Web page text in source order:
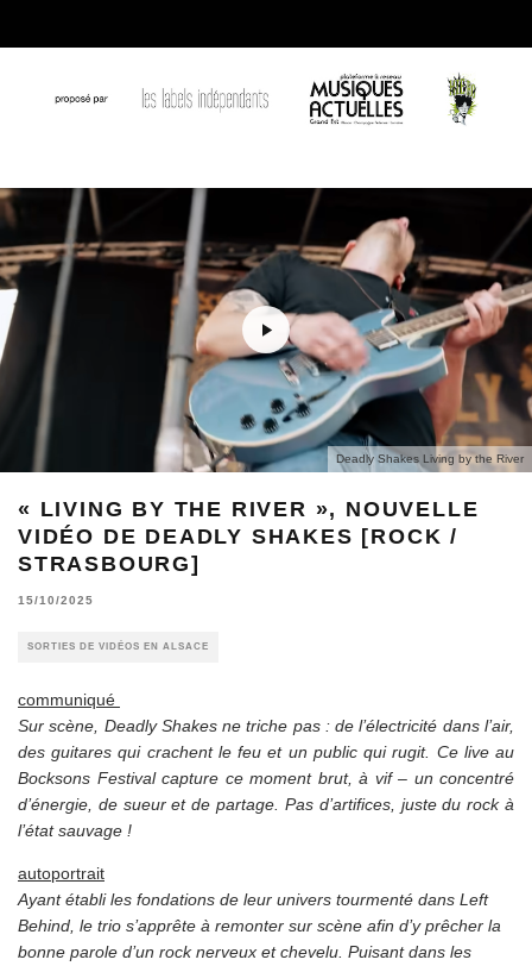
Deadly Shakes Living by the River
« LIVING BY THE RIVER », NOUVELLE
VIDÉO DE DEADLY SHAKES [ROCK /
STRASBOURG]
15/10/2025
SORTIES DE VIDÉOS EN ALSACE
communiqué
Sur scène, Deadly Shakes ne triche pas : de l’électricité dans l’air,
des guitares qui crachent le feu et un public qui rugit. Ce live au
Bocksons Festival capture ce moment brut, à vif – un concentré
d’énergie, de sueur et de partage. Pas d’artifices, juste du rock à
l’état sauvage !
autoportrait
Ayant établi les fondations de leur univers tourmenté dans Left
Behind, le trio s’apprête à remonter sur scène afin d’y prêcher la
bonne parole d’un rock nerveux et chevelu. Puisant dans les